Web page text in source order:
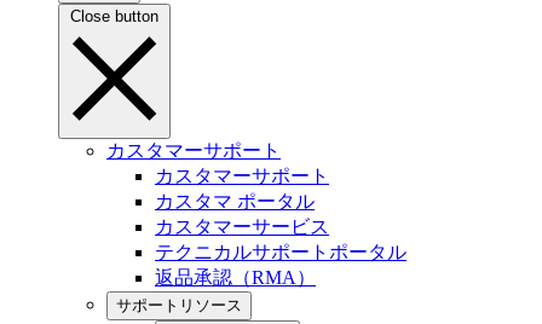
Close button
カスタマーサポート
カスタマーサポート
カスタマ ポータル
カスタマーサービス
テクニカルサポートポータル
返品承認（RMA）
サポートリソース